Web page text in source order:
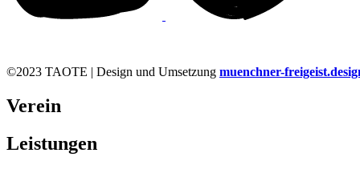
©2023 TAOTE | Design und Umsetzung muenchner-
Verein
Leistungen